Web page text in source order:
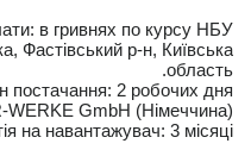
в гривнях по курсу НБУ.
Фастівський р-н, Київська
область.
постачання: 2 робочих дня.
GmbH (Німеччина).
на навантажувач: 3 місяці.